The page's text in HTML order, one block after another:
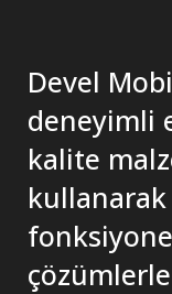
Devel
deneyimli
kalite